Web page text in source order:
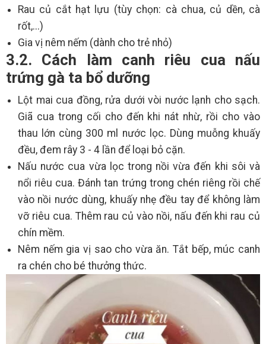
Rau củ cắt hạt lựu (tùy chọn: cà chua, củ dền, cà
rốt,...)
Gia vị nêm nếm (dành cho trẻ nhỏ)
3.2. Cách làm canh riêu cua nấu
trứng gà ta bổ dưỡng
Lột mai cua đồng, rửa dưới vòi nước lạnh cho sạch.
Giã cua trong cối cho đến khi nát nhừ, rồi cho vào
thau lớn cùng 300 ml nước lọc. Dùng muỗng khuấy
đều, đem rây 3 - 4 lần để loại bỏ cặn.
Nấu nước cua vừa lọc trong nồi vừa đến khi sôi và
nổi riêu cua. Đánh tan trứng trong chén riêng rồi chế
vào nồi nước dùng, khuấy nhẹ đều tay để không làm
vỡ riêu cua. Thêm rau củ vào nồi, nấu đến khi rau củ
chín mềm.
Nêm nếm gia vị sao cho vừa ăn. Tắt bếp, múc canh
ra chén cho bé thưởng thức.